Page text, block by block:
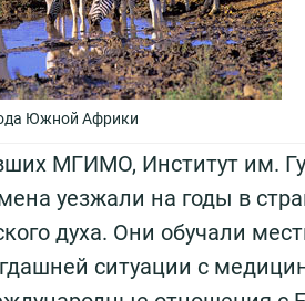
Южной Африки
МГИМО, Институт им.
уезжали на годы в
духа. Они обучали
ситуации с